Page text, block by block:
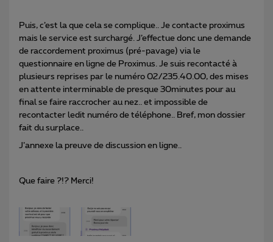
Puis, c’est la que cela se complique.. Je contacte proximus
mais le service est surchargé. J’effectue donc une demande
de raccordement proximus (pré-pavage) via le
questionnaire en ligne de Proximus. Je suis recontacté à
plusieurs reprises par le numéro 02/235.40.00, des mises
en attente interminable de presque 30minutes pour au
final se faire raccrocher au nez.. et impossible de
recontacter ledit numéro de téléphone.. Bref, mon dossier
fait du surplace..
J’annexe la preuve de discussion en ligne..
Que faire ?!? Merci!